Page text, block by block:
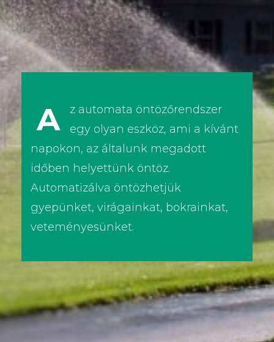
A
z automata öntözőrendszer
egy olyan eszköz, ami a kívánt
napokon, az általunk megadott
időben helyettünk öntöz.
Automatizálva öntözhetjük
gyepünket, virágainkat, bokrainkat,
veteményesünket.